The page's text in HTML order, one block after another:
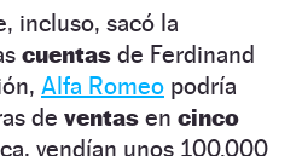
incluso, sacó la
cuentas de Ferdinand
Alfa Romeo podría
de ventas en cinco
vendían unos 100.000